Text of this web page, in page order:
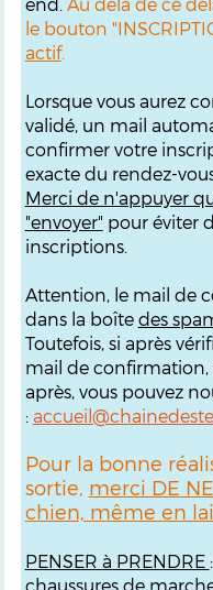
le bouton
actif.
Lorsque vous aurez
validé, un mail
confirmer votre
exacte du rendez-
Merci de n'appuyer
"envoyer" pour éviter
inscriptions.
Attention, le mail de
dans la boîte des
Toutefois, si après
mail de
après, vous pouvez
:
Pour la bonne
sortie, merci DE
chien, même en
PENSER à PRENDRE
chaussures de